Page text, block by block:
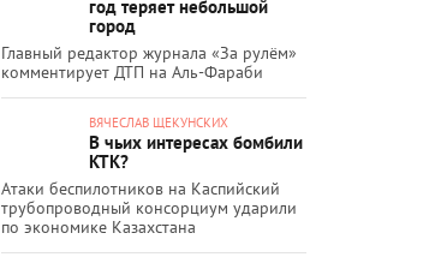
год теряет небольшой
город
Главный редактор журнала «За рулём»
комментирует ДТП на Аль-Фараби
ВЯЧЕСЛАВ ЩЕКУНСКИХ
В чьих интересах бомбили
КТК?
Атаки беспилотников на Каспийский
трубопроводный консорциум ударили
по экономике Казахстана